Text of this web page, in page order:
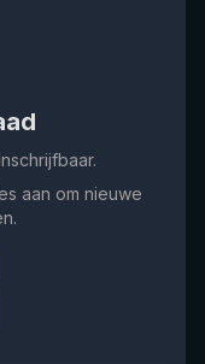
aan om nieuwe